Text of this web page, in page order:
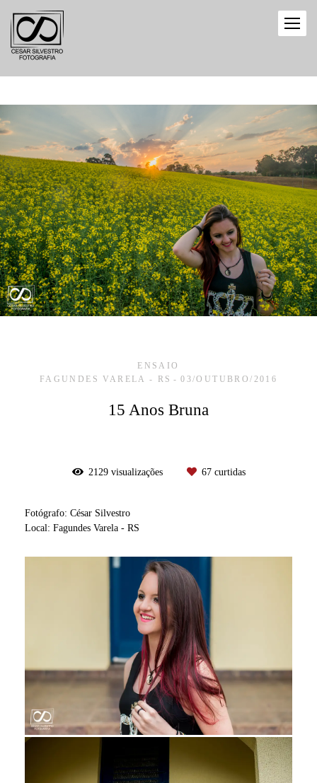
ENSAIO
FAGUNDES VARELA - RS
03/OUTUBRO/2016
15 Anos Bruna
2129visualizações 67curtidas
Fotógrafo: César Silvestro
Local: Fagundes Varela - RS